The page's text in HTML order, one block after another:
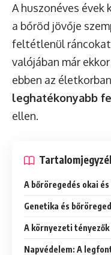
A huszonéves
a bőröd jövője
feltétlenül
valójában már
ebben az
leghatékonyabb
ellen.
A bőröregedés okai
Genetika és
A környezeti
Napvédelem: A